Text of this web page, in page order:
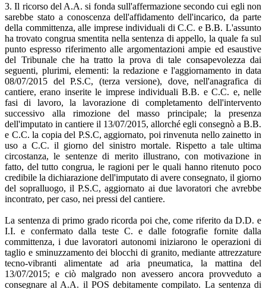
3. Il ricorso del A.A. si fonda sull'affermazione secondo cui egli non
sarebbe stato a conoscenza dell'affidamento dell'incarico, da parte
della committenza, alle imprese individuali di C.C. e B.B. L'assunto
ha trovato congrua smentita nella sentenza di appello, la quale fa sul
punto espresso riferimento alle argomentazioni ampie ed esaustive
del Tribunale che ha tratto la prova di tale consapevolezza dai
seguenti, plurimi, elementi: la redazione e l'aggiornamento in data
08/07/2015 del P.S.C, (terza versione), dove, nell'anagrafica di
cantiere, erano inserite le imprese individuali B.B. e C.C. e, nelle
fasi di lavoro, la lavorazione di completamento dell'intervento
successivo alla rimozione del masso principale; la presenza
dell'imputato in cantiere il 13/07/2015, allorché egli consegnò a B.B.
e C.C. la copia del P.S.C, aggiornato, poi rinvenuta nello zainetto in
uso a C.C. il giorno del sinistro mortale. Rispetto a tale ultima
circostanza, le sentenze di merito illustrano, con motivazione in
fatto, del tutto congrua, le ragioni per le quali hanno ritenuto poco
credibile la dichiarazione dell'imputato di avere consegnato, il giorno
del sopralluogo, il P.S.C, aggiornato ai due lavoratori che avrebbe
incontrato, per caso, nei pressi del cantiere.
La sentenza di primo grado ricorda poi che, come riferito da D.D. e
I.I. e confermato dalla teste C. e dalle fotografie fornite dalla
committenza, i due lavoratori autonomi iniziarono le operazioni di
taglio e sminuzzamento dei blocchi di granito, mediante attrezzature
tecno-vibranti alimentate ad aria pneumatica, la mattina del
13/07/2015; e ciò malgrado non avessero ancora provveduto a
consegnare al A.A. il POS debitamente compilato. La sentenza di